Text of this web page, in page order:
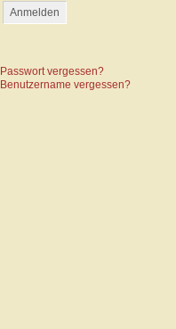
Anmelden
Passwort vergessen?
Benutzername vergessen?